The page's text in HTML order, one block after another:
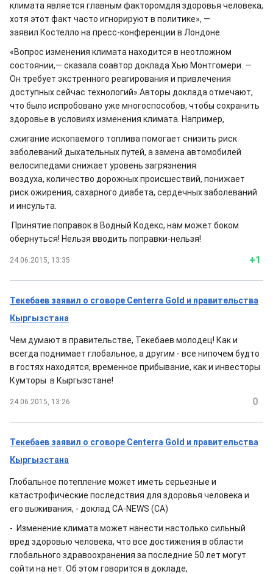
климата является главным факторомдля здоровья человека,
хотя этот факт часто игнорируют в политике», —
заявил Костелло на пресс-конференции в Лондоне.
«Вопрос изменения климата находится в неотложном
состоянии,— сказала соавтор доклада Хью Монтгомери. —
Он требует экстренного реагирования и привлечения
доступных сейчас технологий».Авторы доклада отмечают,
что было испробовано уже многоспособов, чтобы сохранить
здоровье в условиях изменения климата. Например,
сжигание ископаемого топлива помогает снизить риск
заболе​ваний дыхательных путей, а замена автомобилей
велосипедами снижает уровень загрязнения
воздуха, количество дорожных происшествий, понижает
риск ожирения, сахарного диабета, сердечных заболеваний
и инсульта.
Принятие поправок в Водный Кодекс, нам может боком
обернуться! Нельзя вводить поправки-нельзя!
24.06.2015, 13:35 +1
Текебаев заявил о сговоре Centerra Gold и правительства
Кыргызстана
Чем думают в правительстве, Текебаев молодец! Как и
всегда поднимает глобальное, а другим - все нипочем будто
в гостях находятся, временное прибывание, как и инвесторы
Кумторы в Кыргызстане!
24.06.2015, 13:26 0
Текебаев заявил о сговоре Centerra Gold и правительства
Кыргызстана
Глобальное потепление может иметь серьезные и
катастрофические последствия для здоровья человека и
его выживания, - доклад CA-NEWS (CA)
- Изменение климата может нанести настолько сильный
вред здоровью человека, что все достижения в области
глобального здравоохранения за последние 50 лет могут
сойти на нет. Об этом говорится в докладе,